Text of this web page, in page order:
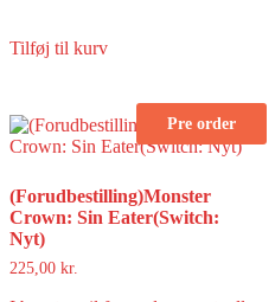
Tilføj til kurv
Pre order
(Forudbestilling)Monster
Crown: Sin Eater(Switch:
Nyt)
225,00 kr.